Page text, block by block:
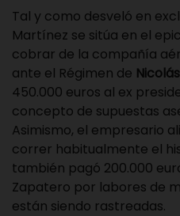
Tal y como desveló en
Martínez se sitúa en el
cobrar de la compañía
ante el Régimen de
450.000 euros al ex
concepto de supuestas
Asimismo, el empresario
correr habitualmente el
también pagó 200.000
Zapatero por labores de
están siendo rastreadas.